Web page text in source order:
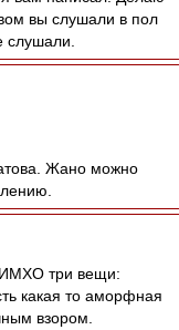
вы слушали в пол
Жано можно
ИМХО три вещи:
какая то аморфная
взором.